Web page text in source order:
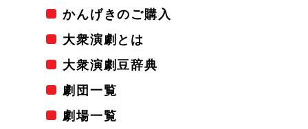
かんげきのご購入
大衆演劇とは
大衆演劇豆辞典
劇団一覧
劇場一覧